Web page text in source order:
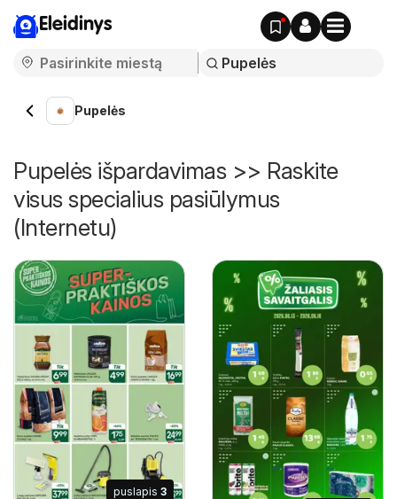
Eleidinys
Pupelės
Pupelės išpardavimas >> Raskite
visus specialius pasiūlymus
(Internetu)
puslapis 3